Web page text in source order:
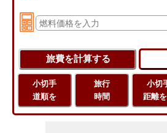
小切手
道順を
旅行
時間
小切
距離